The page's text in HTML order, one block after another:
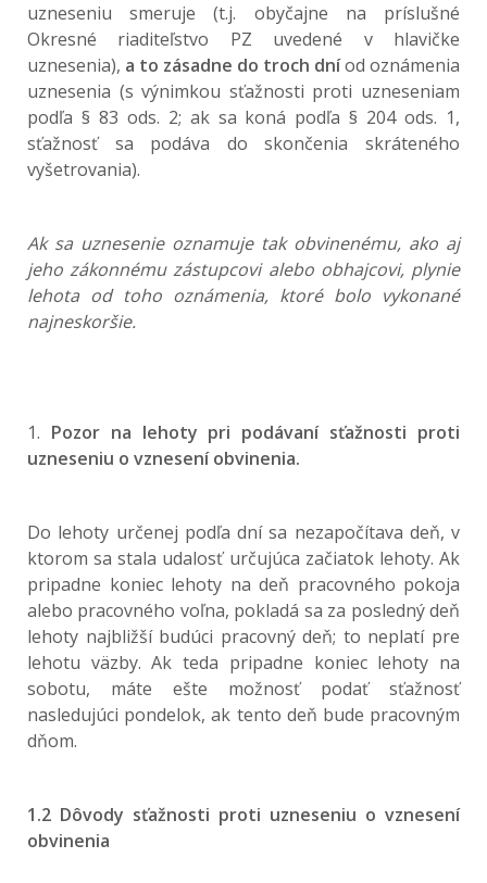
uzneseniu smeruje (t.j. obyčajne na príslušné
Okresné riaditeľstvo PZ uvedené v hlavičke
uznesenia), a to zásadne do troch dníod oznámenia
uznesenia (s výnimkou sťažnosti proti uzneseniam
podľa § 83 ods. 2; ak sa koná podľa § 204 ods. 1,
sťažnosť sa podáva do skončenia skráteného
vyšetrovania).
Ak sa uznesenie oznamuje tak obvinenému, ako aj
jeho zákonnému zástupcovi alebo obhajcovi, plynie
lehota od toho oznámenia, ktoré bolo vykonané
najneskoršie.
1. Pozor na lehoty pri podávaní sťažnosti proti
uzneseniu o vznesení obvinenia.
Do lehoty určenej podľa dní sa nezapočítava deň, v
ktorom sa stala udalosť určujúca začiatok lehoty. Ak
pripadne koniec lehoty na deň pracovného pokoja
alebo pracovného voľna, pokladá sa za posledný deň
lehoty najbližší budúci pracovný deň; to neplatí pre
lehotu väzby. Ak teda pripadne koniec lehoty na
sobotu, máte ešte možnosť podať sťažnosť
nasledujúci pondelok, ak tento deň bude pracovným
dňom.
1.2 Dôvody sťažnosti proti uzneseniu o vznesení
obvinenia